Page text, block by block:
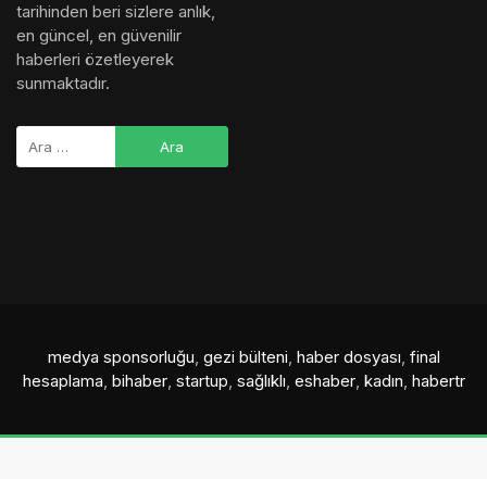
tarihinden beri sizlere anlık,
en güncel, en güvenilir
haberleri özetleyerek
sunmaktadır.
medya sponsorluğu, gezi bülteni, haber dosyası, final
hesaplama, bihaber, startup, sağlıklı, eshaber, kadın, habertr